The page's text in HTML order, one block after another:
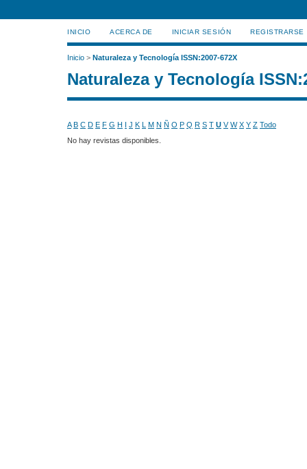
INICIO ACERCA DE INICIAR SESIÓN REGISTRARSE
Inicio > Naturaleza y Tecnología ISSN:2007-672X
Naturaleza y Tecnología
A B C D E F G H I J K L M N Ñ O P Q R S T U V W X Y Z Todo
No hay revistas disponibles.